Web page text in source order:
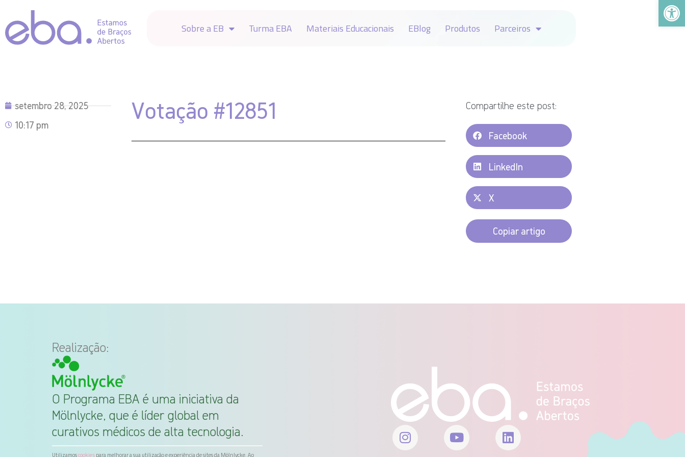
Abrir
Sobre a EB Turma EBA Materiais Educacionais EBlog Produtos Parceiros
setembro 28, 2025
10:17 pm
Votação #12851 Compartilhe este post:
Facebook
LinkedIn
X
Copiar artigo
Realização:
O Programa EBA é uma iniciativa da
Mölnlycke, que é líder global em
curativos médicos de alta tecnologia.
Utilizamoscookies para melhorar a sua utilização e experiência de sites da Mölnlycke. Ao